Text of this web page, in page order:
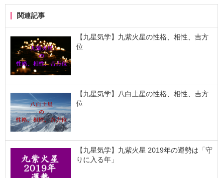
関連記事
【九星気学】九紫火星の性格、相性、吉方
位
【九星気学】八白土星の性格、相性、吉方
位
【九星気学】九紫火星 2019年の運勢は「守
りに入る年」